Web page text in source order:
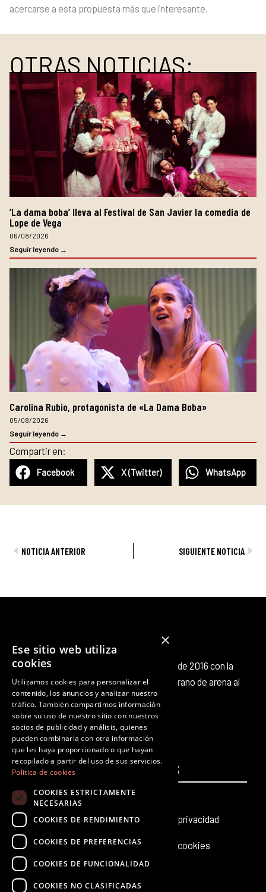
acercarse a esta propuesta más que interesante.
OTRAS NOTICIAS:
‘La dama boba’ lleva al Festival de San Javier la comedia de
Lope de Vega
06/08/2026
Seguir leyendo →
Carolina Rubio, protagonista de «La Dama Boba»
05/08/2026
Seguir leyendo →
Compartir en:
Facebook X (Twitter) WhatsApp
AntNOTICIA ANTERIOR SIGUIENTE NOTICIA
Octubre Producciones nace en octubre de 2016 con la
intención de aportar nuestro pequeño grano de arena al
panorama cultural existente.
F
a
c
e
b
o
k
T
w
i
t
t
r
I
n
s
t
a
r
m
Y
o
u
t
u
e
L
i
n
k
e
i
T
k
o
PÁGINAS
Inicio
Producciones teatrales
Últimas noticias
Contacto
LEGALES
Aviso legal
Política de privacidad
Política de cookies
×
Ese sitio web utiliza
cookies
Utilizamos cookies para personalizar el
contenido, los anuncios y analizar nuestro
tráfico. También compartimos información
sobre su uso de nuestro sitio con nuestros
socios de publicidad y análisis, quienes
pueden combinarla con otra información
que les haya proporcionado o que hayan
recopilado a partir del uso de sus servicios.
Política de cookies
COOKIES ESTRICTAMENTE
NECESARIAS
COOKIES DE RENDIMIENTO
COOKIES DE PREFERENCIAS
COOKIES DE FUNCIONALIDAD
COOKIES NO CLASIFICADAS